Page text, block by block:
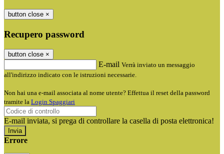
button close ×
Recupero password
button close ×
E-mail Verrà inviato un messaggio
all'indirizzo indicato con le istruzioni necessarie.
Non hai una e-mail associata al nome utente? Effettua il reset della password
tramite la Login Spaggiari
E-mail inviata, si prega di controllare la casella di posta elettronica!
Errore